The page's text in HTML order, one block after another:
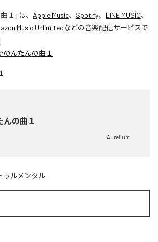
１ 」は、 Apple Music、 Spotify、 LINE MUSIC、
Music Unlimitedなどの音楽配信サービスで
のんたんの曲１
んの曲１
Aurelium
ゥルメンタル